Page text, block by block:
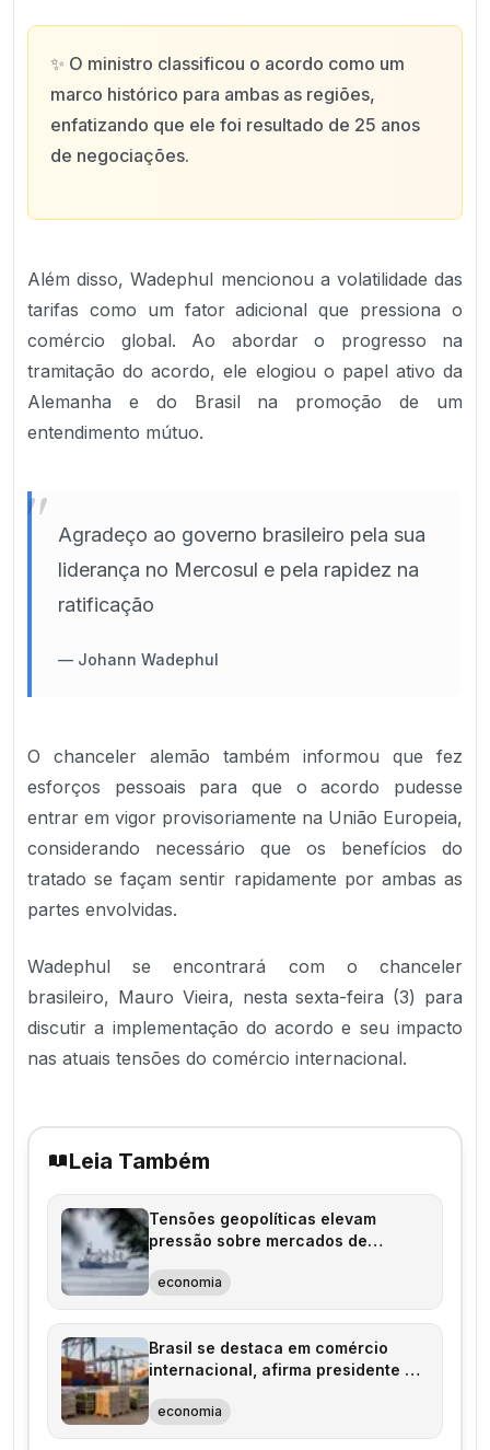
✨ O ministro classificou o acordo como um
marco histórico para ambas as regiões,
enfatizando que ele foi resultado de 25 anos
de negociações.
Além disso, Wadephul mencionou a volatilidade das
tarifas como um fator adicional que pressiona o
comércio global. Ao abordar o progresso na
tramitação do acordo, ele elogiou o papel ativo da
Alemanha e do Brasil na promoção de um
entendimento mútuo.
" Agradeço ao governo brasileiro pela sua
liderança no Mercosul e pela rapidez na
ratificação
— Johann Wadephul
O chanceler alemão também informou que fez
esforços pessoais para que o acordo pudesse
entrar em vigor provisoriamente na União Europeia,
considerando necessário que os benefícios do
tratado se façam sentir rapidamente por ambas as
partes envolvidas.
Wadephul se encontrará com o chanceler
brasileiro, Mauro Vieira, nesta sexta-feira (3) para
discutir a implementação do acordo e seu impacto
nas atuais tensões do comércio internacional.
Leia Também
Tensões geopolíticas elevam
pressão sobre mercados de
economia
Brasil se destaca em comércio
internacional, afirma presidente da
economia